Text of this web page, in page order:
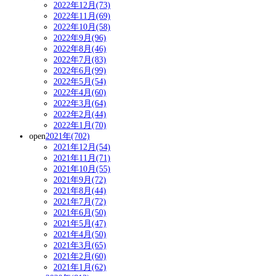
2022年12月(73)
2022年11月(69)
2022年10月(58)
2022年9月(96)
2022年8月(46)
2022年7月(83)
2022年6月(99)
2022年5月(54)
2022年4月(60)
2022年3月(64)
2022年2月(44)
2022年1月(70)
open2021年(702)
2021年12月(54)
2021年11月(71)
2021年10月(55)
2021年9月(72)
2021年8月(44)
2021年7月(72)
2021年6月(50)
2021年5月(47)
2021年4月(50)
2021年3月(65)
2021年2月(60)
2021年1月(62)